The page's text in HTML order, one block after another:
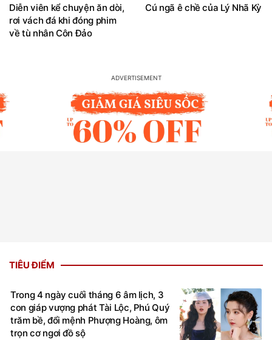
Diễn viên kể chuyện ăn dòi,
rơi vách đá khi đóng phim
về tù nhân Côn Đảo
Cú ngã ê chề của Lý Nhã Kỳ
TIÊU ĐIỂM
Trong 4 ngày cuối tháng 6 âm lịch, 3
con giáp vượng phát Tài Lộc, Phú Quý
trăm bề, đổi mệnh Phượng Hoàng, ôm
trọn cơ ngơi đồ sộ